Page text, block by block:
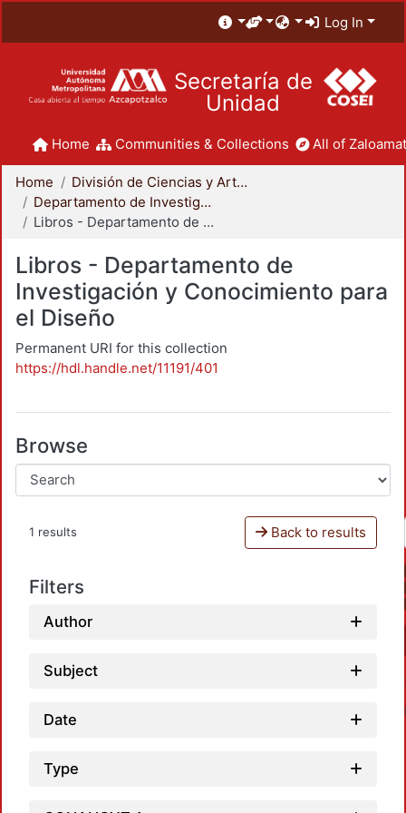
Log In
Secretaría de
Unidad
Home Communities & Collections All of
Home
División de Ciencias y Artes para el Diseño
Departamento de Investigación y Conocimiento para el Diseño
Libros - Departamento de Investigación y Conocimiento para el Diseño
Libros - Departamento de
Investigación y Conocimiento para
el Diseño
Permanent URI for this collection
https://hdl.handle.net/11191/401
Browse
1 results Back to results
Filters
Author
Subject
Date
Type